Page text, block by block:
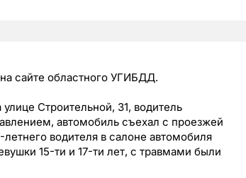
сайте областного УГИБДД.
Строительной, 31, водитель
автомобиль съехал с проезжей
водителя в салоне автомобиля
15-ти и 17-ти лет, с травмами были